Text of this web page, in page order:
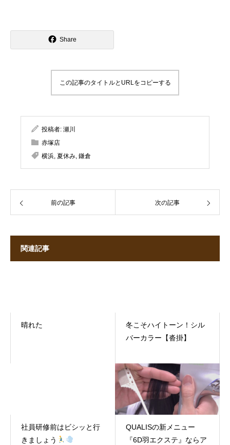
Share
この記事のタイトルとURLをコピーする
投稿者: 瀬川
赤塚店
横浜 夏休み 鎌倉
前の記事 次の記事
関連記事
晴れた
冬こそハイトーン！シル
バーカラー【沓掛】
社員研修前はビシッと行
きましょう
QUALISの新メニュー
『6D羽エクステ』ならア